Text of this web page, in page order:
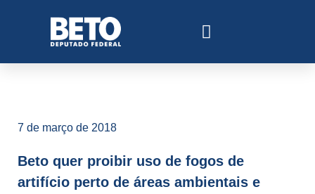
7 de março de 2018
Beto quer proibir uso de fogos de
artifício perto de áreas ambientais e